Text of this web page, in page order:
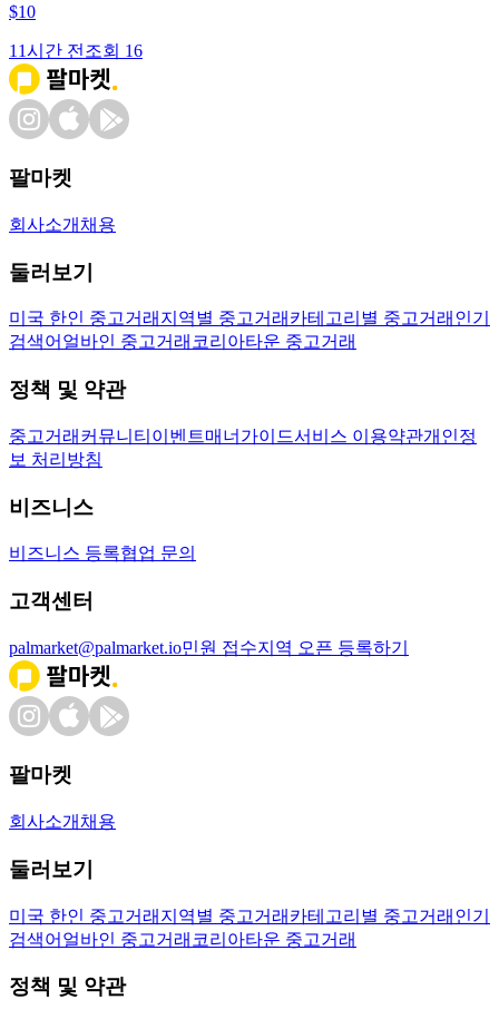
$10
11시간 전 조회 16
팔마켓
회사소개 채용
둘러보기
미국 한인 중고거래 지역별 중고거래 카테고리별 중고거래 인기
검색어 얼바인 중고거래 코리아타운 중고거래
정책 및 약관
중고거래 커뮤니티 이벤트매너가이드서비스 이용약관개인정
보 처리방침
비즈니스
비즈니스 등록협업 문의
고객센터
palmarket@palmarket.io민원 접수지역 오픈 등록하기
팔마켓
회사소개 채용
둘러보기
미국 한인 중고거래 지역별 중고거래 카테고리별 중고거래 인기
검색어 얼바인 중고거래 코리아타운 중고거래
정책 및 약관